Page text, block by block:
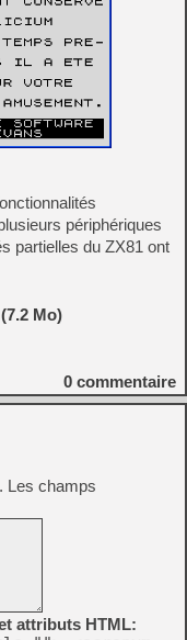
périphériques
partielles du ZX81 ont
Mo)
0 commentaire
Les champs
attributs HTML: